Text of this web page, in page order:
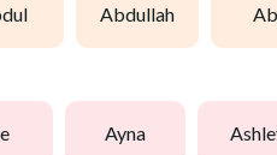
abdullah
ayna